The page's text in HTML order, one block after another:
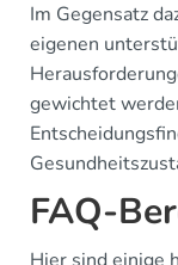
Im Gegensatz
eigenen
gewichtet
FAQ-